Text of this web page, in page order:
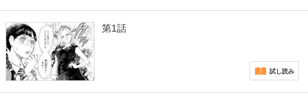
第1話
試し読み